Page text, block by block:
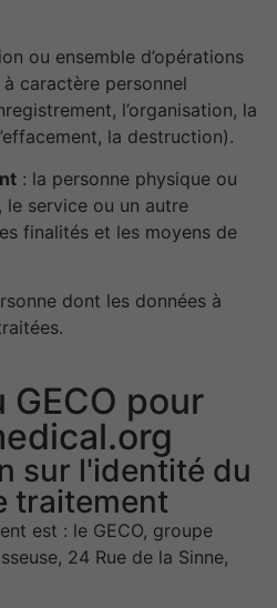
ou ensemble d’opérations
caractère personnel
l’organisation, la
la destruction).
: la personne physique ou
le service ou un autre
finalités et les moyens de
dont les données à
pour
sur l'identité du
traitement
est : le GECO, groupe
24 Rue de la Sinne,